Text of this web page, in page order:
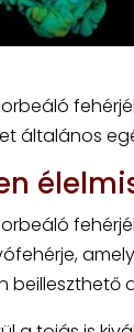
általános
beilleszthető